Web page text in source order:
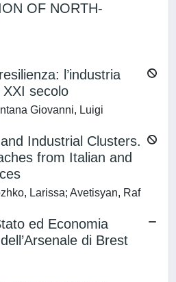
OF NORTH-
l’industria
secolo
Giovanni, Luigi
Industrial Clusters.
from Italian and
Larissa; Avetisyan, Raf
ed Economia
di Brest